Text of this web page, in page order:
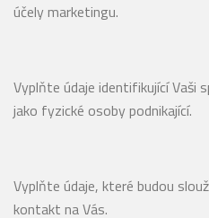
účely marketingu.
Vyplňte údaje identifikující Vaši
jako fyzické osoby podnikající.
Vyplňte údaje, které budou
kontakt na Vás.